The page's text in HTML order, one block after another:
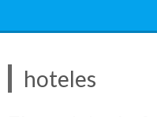
hoteles